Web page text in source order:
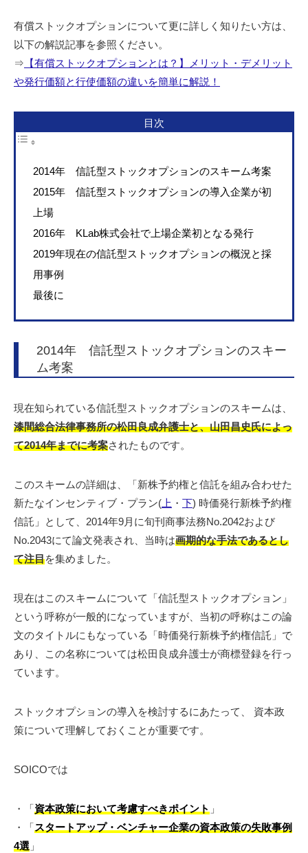
有償ストックオプションについて更に詳しく知りたい方は、
以下の解説記事を参照ください。
⇒ 【有償ストックオプションとは？】メリット・デメリット
や発行価額と行使価額の違いを簡単に解説！
目次
2014年 信託型ストックオプションのスキーム考案
2015年 信託型ストックオプションの導入企業が初
上場
2016年 KLab株式会社で上場企業初となる発行
2019年現在の信託型ストックオプションの概況と採
用事例
最後に
2014年 信託型ストックオプションのスキー
ム考案
現在知られている信託型ストックオプションのスキームは、
漆間総合法律事務所の松田良成弁護士と、山田昌史氏によっ
て2014年までに考案されたものです。
このスキームの詳細は、「新株予約権と信託を組み合わせた
新たなインセンティブ・プラン( 上 ・ 下) 時価発行新株予約権
信託」として、2014年9月に旬刊商事法務No.2042および
No.2043にて論文発表され、当時は画期的な手法であるとし
て注目を集めました。
現在はこのスキームについて「信託型ストックオプション」
という呼称が一般的になっていますが、当初の呼称はこの論
文のタイトルにもなっている「時価発行新株予約権信託」で
あり、この名称については松田良成弁護士が商標登録を行っ
ています。
ストックオプションの導入を検討するにあたって、 資本政
策について理解しておくことが重要です。
SOICOでは
・「資本政策において考慮すべきポイント 」
・「スタートアップ・ベンチャー企業の資本政策の失敗事例
4選 」